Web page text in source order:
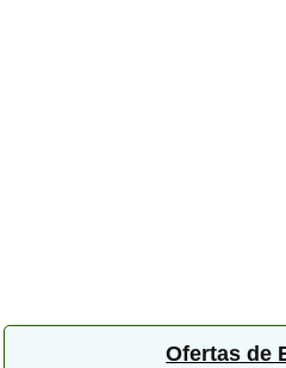
Ofertas de